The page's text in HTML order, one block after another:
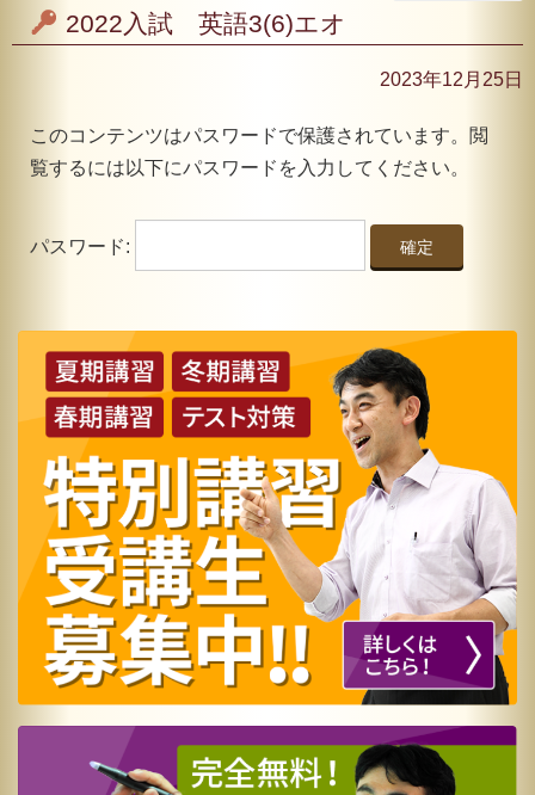
2022入試 英語3(6)エオ
2023年12月25日
このコンテンツはパスワードで保護されています。閲
覧するには以下にパスワードを入力してください。
パスワード: